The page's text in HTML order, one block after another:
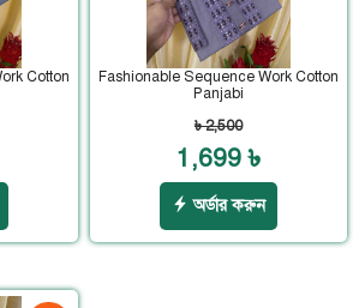
Cotton
Fashionable Sequence Work Cotton
Panjabi
৳ 2,500
1,699 ৳
অর্ডার করুন